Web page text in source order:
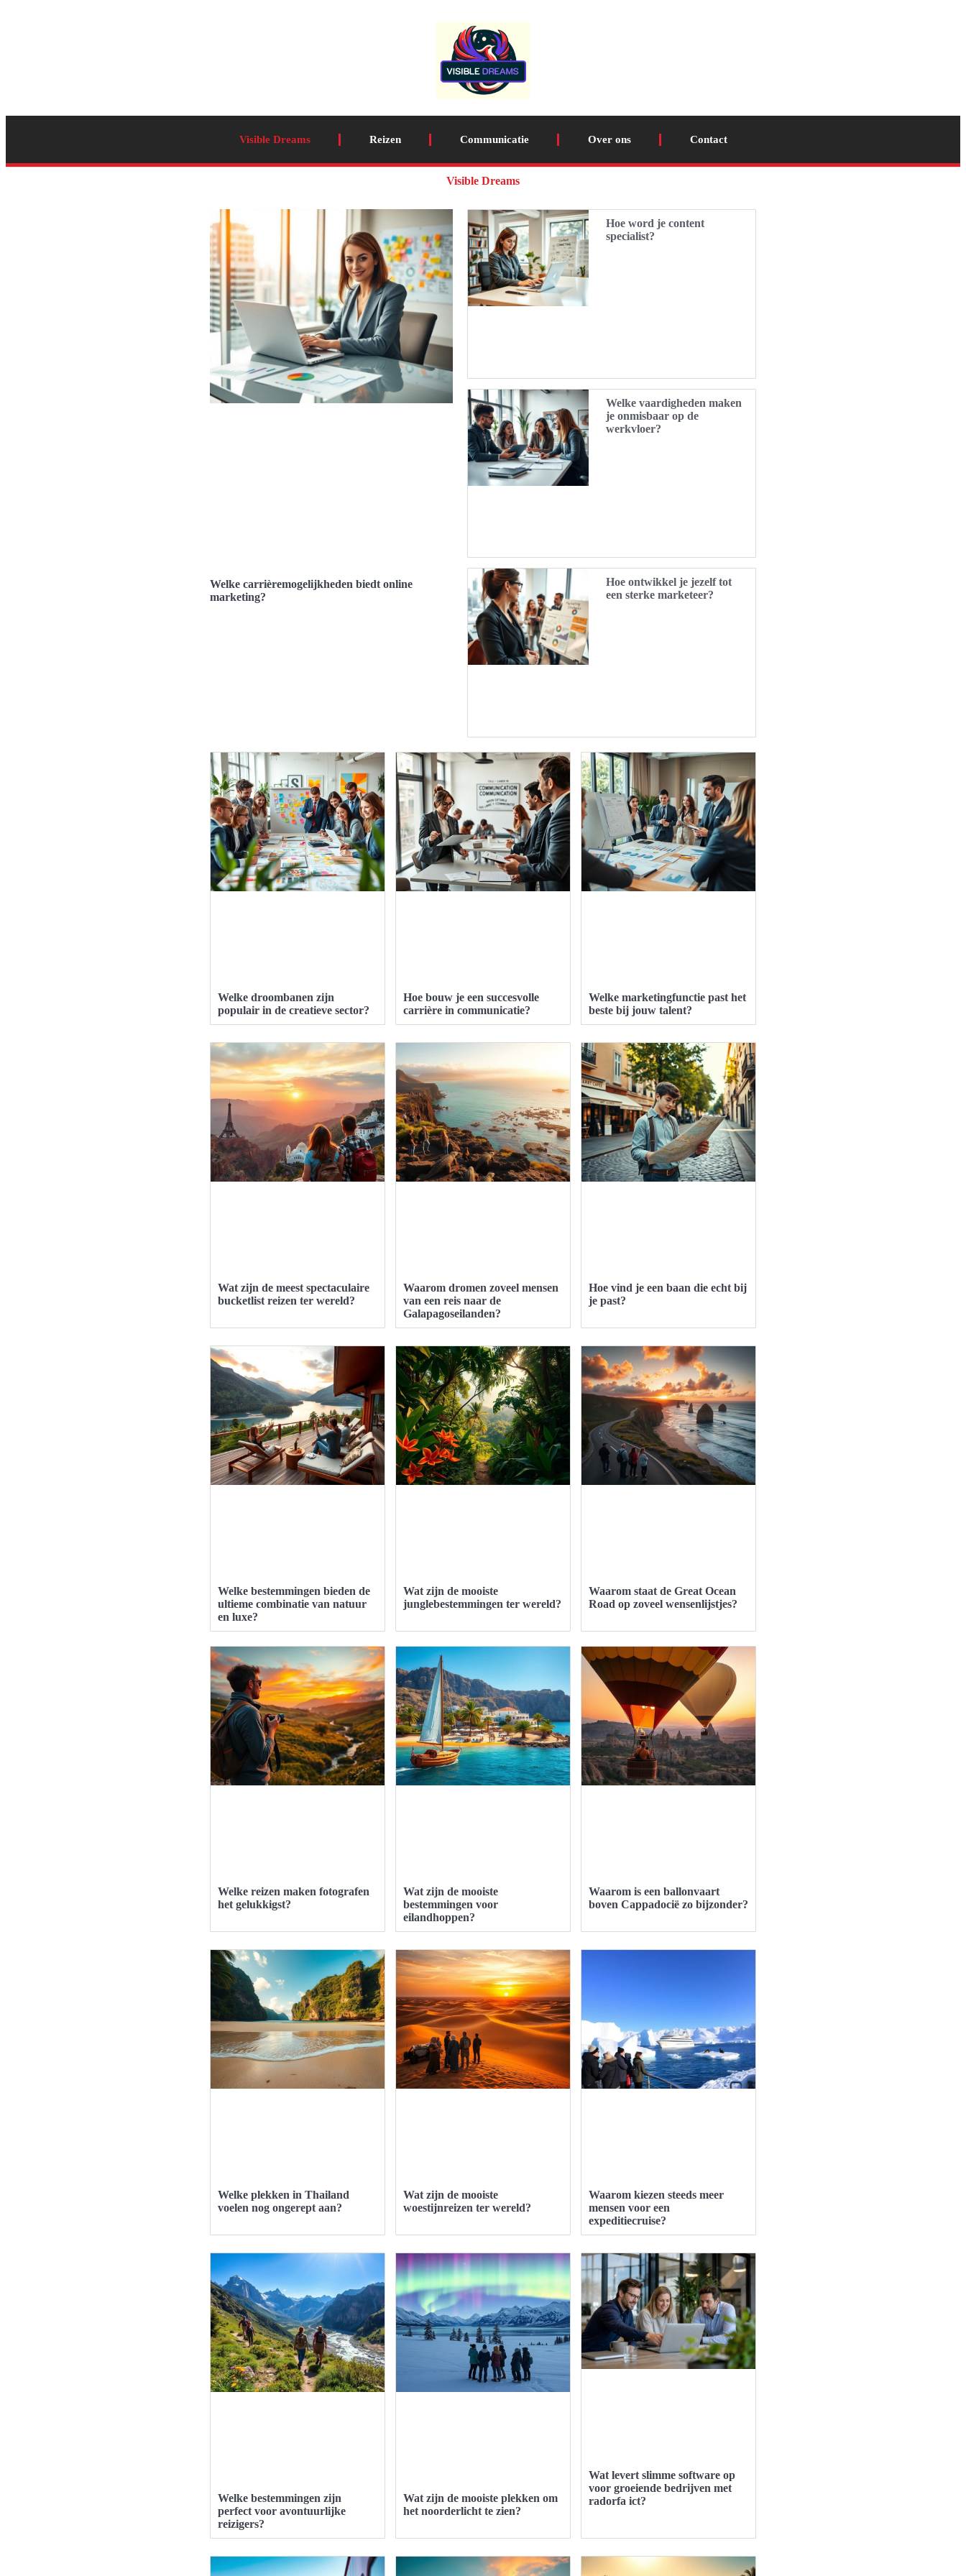
Visible Dreams Reizen Communicatie Over ons Contact
Visible Dreams
Welke carrièremogelijkheden biedt online
marketing?
Hoe word je content
specialist?
Welke vaardigheden maken
je onmisbaar op de
werkvloer?
Hoe ontwikkel je jezelf tot
een sterke marketeer?
Welke droombanen zijn
populair in de creatieve sector?
Hoe bouw je een succesvolle
carrière in communicatie?
Welke marketingfunctie past het
beste bij jouw talent?
Wat zijn de meest spectaculaire
bucketlist reizen ter wereld?
Waarom dromen zoveel mensen
van een reis naar de
Galapagoseilanden?
Hoe vind je een baan die echt bij
je past?
Welke bestemmingen bieden de
ultieme combinatie van natuur
en luxe?
Wat zijn de mooiste
junglebestemmingen ter wereld?
Waarom staat de Great Ocean
Road op zoveel wensenlijstjes?
Welke reizen maken fotografen
het gelukkigst?
Wat zijn de mooiste
bestemmingen voor
eilandhoppen?
Waarom is een ballonvaart
boven Cappadocië zo bijzonder?
Welke plekken in Thailand
voelen nog ongerept aan?
Wat zijn de mooiste
woestijnreizen ter wereld?
Waarom kiezen steeds meer
mensen voor een
expeditiecruise?
Welke bestemmingen zijn
perfect voor avontuurlijke
reizigers?
Wat zijn de mooiste plekken om
het noorderlicht te zien?
Wat levert slimme software op
voor groeiende bedrijven met
radorfa ict?